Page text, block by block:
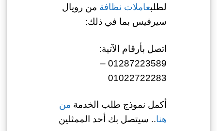
لطلبعاملات نظافة من رويال
سيرفيس بما في ذلك:
اتصل بأرقام الآتية:
01287223589 –
01022722283
أكمل نموذج طلب الخدمة من
هنا.. سيتصل بك أحد الممثلين